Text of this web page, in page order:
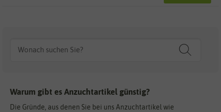
Warum gibt es Anzuchtartikel günstig?
Die Gründe, aus denen Sie bei uns Anzuchtartikel wie